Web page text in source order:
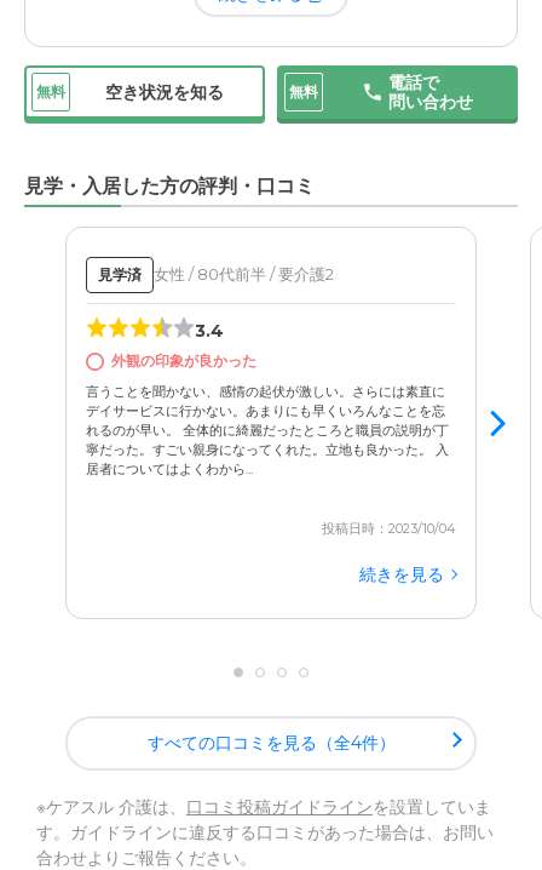
無料 空き状況を知る 無料
電話で
問い合わせ
見学・入居した方の評判・口コミ
見学済 女性 / 80代前半 / 要介護2
3.4
外観の印象が良かった
言うことを聞かない、感情の起伏が激しい。さらには素直に
デイサービスに行かない。あまりにも早くいろんなことを忘
れるのが早い。 全体的に綺麗だったところと職員の説明が丁
寧だった。すごい親身になってくれた。立地も良かった。 入
居者についてはよくわから...
投稿日時：2023/10/04
続きを見る
すべての口コミを見る（全4件）
※ケアスル 介護は、 口コミ投稿ガイドラインを設置していま
す。ガイドラインに違反する口コミがあった場合は、お問い
合わせよりご報告ください。